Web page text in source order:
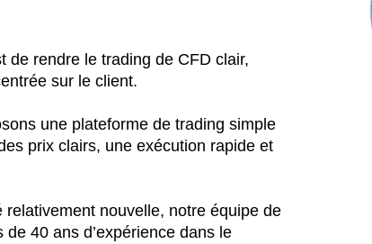
de rendre le trading de CFD clair,
sur le client.
une plateforme de trading simple
prix clairs, une exécution rapide et
nouvelle, notre équipe de
40 ans d’expérience dans le